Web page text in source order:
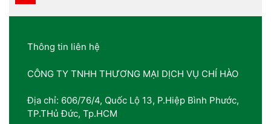
Thông tin liên hệ
CÔNG TY TNHH THƯƠNG MẠI DỊCH VỤ CHÍ HÀO
Địa chỉ: 606/76/4, Quốc Lộ 13, P.Hiệp Bình Phước,
TP.THủ Đức, Tp.HCM